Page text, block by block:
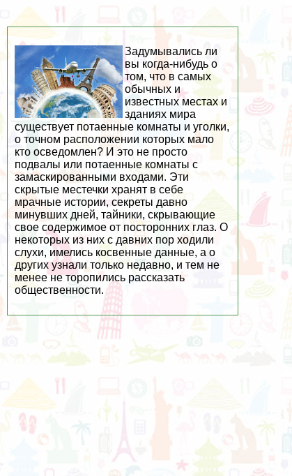
Задумывались ли
вы когда-нибудь о
том, что в самых
обычных и
известных местах и
зданиях мира
существует потаенные комнаты и уголки,
о точном расположении которых мало
кто осведомлен? И это не просто
подвалы или потаенные комнаты с
замаскированными входами. Эти
скрытые местечки хранят в себе
мрачные истории, секреты давно
минувших дней, тайники, скрывающие
свое содержимое от посторонних глаз. О
некоторых из них с давних пор ходили
слухи, имелись косвенные данные, а о
других узнали только недавно, и тем не
менее не торопились рассказать
общественности.